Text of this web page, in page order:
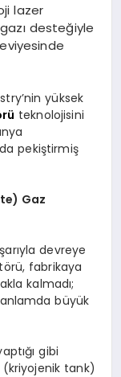
lazer
desteğiyle
yüksek
teknolojisini
pekiştirmiş
Gaz
devreye
fabrikaya
kalmadı;
büyük
gibi
(kriyojenik tank)